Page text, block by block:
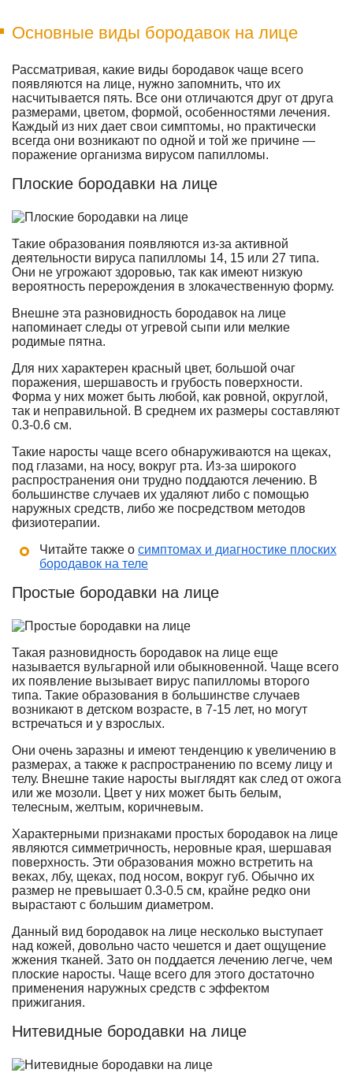
Основные виды бородавок на лице
Рассматривая, какие виды бородавок чаще всего
появляются на лице, нужно запомнить, что их
насчитывается пять. Все они отличаются друг от друга
размерами, цветом, формой, особенностями лечения.
Каждый из них дает свои симптомы, но практически
всегда они возникают по одной и той же причине —
поражение организма вирусом папилломы.
Плоские бородавки на лице
Такие образования появляются из-за активной
деятельности вируса папилломы 14, 15 или 27 типа.
Они не угрожают здоровью, так как имеют низкую
вероятность перерождения в злокачественную форму.
Внешне эта разновидность бородавок на лице
напоминает следы от угревой сыпи или мелкие
родимые пятна.
Для них характерен красный цвет, большой очаг
поражения, шершавость и грубость поверхности.
Форма у них может быть любой, как ровной, округлой,
так и неправильной. В среднем их размеры составляют
0.3-0.6 см.
Такие наросты чаще всего обнаруживаются на щеках,
под глазами, на носу, вокруг рта. Из-за широкого
распространения они трудно поддаются лечению. В
большинстве случаев их удаляют либо с помощью
наружных средств, либо же посредством методов
физиотерапии.
Читайте также о симптомах и диагностике плоских
бородавок на теле
Простые бородавки на лице
Такая разновидность бородавок на лице еще
называется вульгарной или обыкновенной. Чаще всего
их появление вызывает вирус папилломы второго
типа. Такие образования в большинстве случаев
возникают в детском возрасте, в 7-15 лет, но могут
встречаться и у взрослых.
Они очень заразны и имеют тенденцию к увеличению в
размерах, а также к распространению по всему лицу и
телу. Внешне такие наросты выглядят как след от ожога
или же мозоли. Цвет у них может быть белым,
телесным, желтым, коричневым.
Характерными признаками простых бородавок на лице
являются симметричность, неровные края, шершавая
поверхность. Эти образования можно встретить на
веках, лбу, щеках, под носом, вокруг губ. Обычно их
размер не превышает 0.3-0.5 см, крайне редко они
вырастают с большим диаметром.
Данный вид бородавок на лице несколько выступает
над кожей, довольно часто чешется и дает ощущение
жжения тканей. Зато он поддается лечению легче, чем
плоские наросты. Чаще всего для этого достаточно
применения наружных средств с эффектом
прижигания.
Нитевидные бородавки на лице